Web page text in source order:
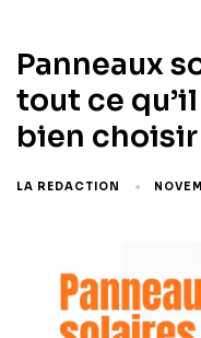
Panneaux
tout ce
bien choisir
LA REDACTION